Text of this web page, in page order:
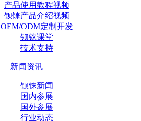
产品使用教程视频
钡铼产品介绍视频
OEM/ODM定制开发
钡铼课堂
技术支持
新闻资讯
钡铼新闻
国内参展
国外参展
行业动态